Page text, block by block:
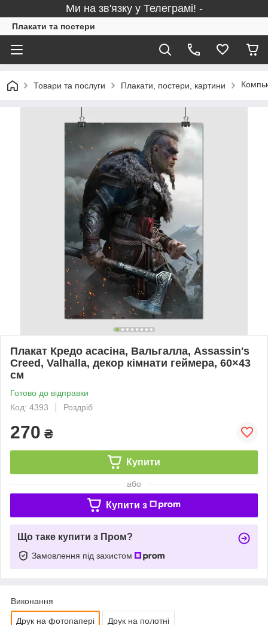
Ми на зв'язку у Телеграмі! -
Плакати та постери
Товари та послуги Плакати, постери, картини
Плакат Кредо асасіна, Вальгалла, Assassin's
Creed, Valhalla, декор кімнати геймера, 60×43
см
Готово до відправки
Код: 4393
Роздріб
270 ₴
Купити
або
Купити з
Що таке купити з Пром?
Замовлення під захистом
Виконання
Друк на фотопапері Друк на полотні